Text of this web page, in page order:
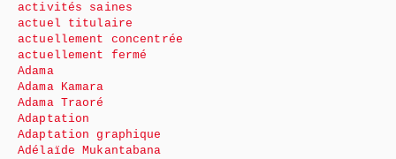
activités saines
actuel titulaire
actuellement concentrée
actuellement fermé
Adama
Adama Kamara
Adama Traoré
Adaptation
Adaptation graphique
Adélaïde Mukantabana